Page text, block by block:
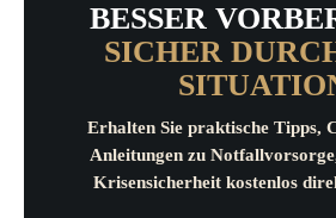
BESSER
SICHER
Erhalten Sie praktische Tipps,
Anleitungen zu
Krisensicherheit kostenlos